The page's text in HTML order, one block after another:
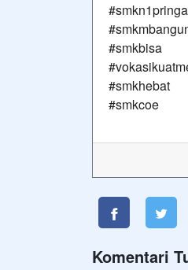
#smkbisa
#smkhebat
#smkcoe
Komentari